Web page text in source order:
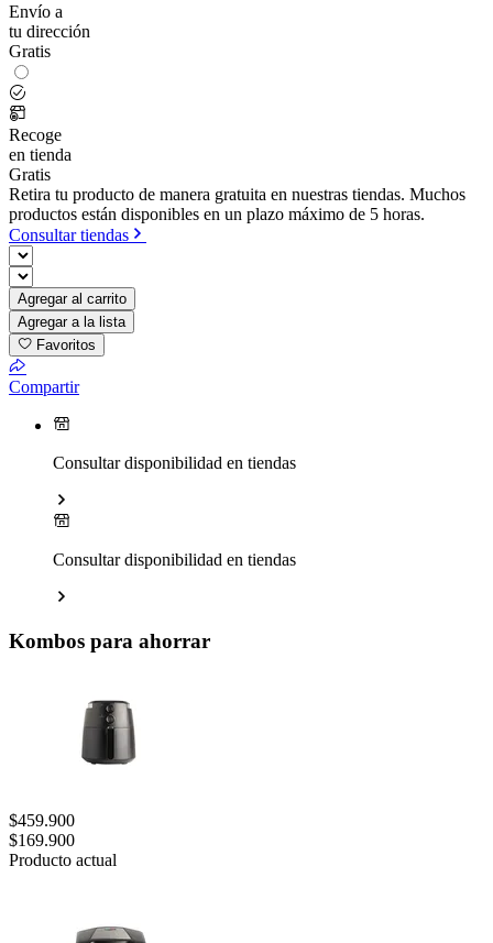
Envío a
tu dirección
Gratis
Recoge
en tienda
Gratis
Retira tu producto de manera gratuita en nuestras tiendas. Muchos
productos están disponibles en un plazo máximo de 5 horas.
Consultar tiendas
Agregar al carrito
Agregar a la lista
Favoritos
Compartir
Consultar disponibilidad en tiendas
Consultar disponibilidad en tiendas
Kombos para ahorrar
$459.900
$169.900
Producto actual